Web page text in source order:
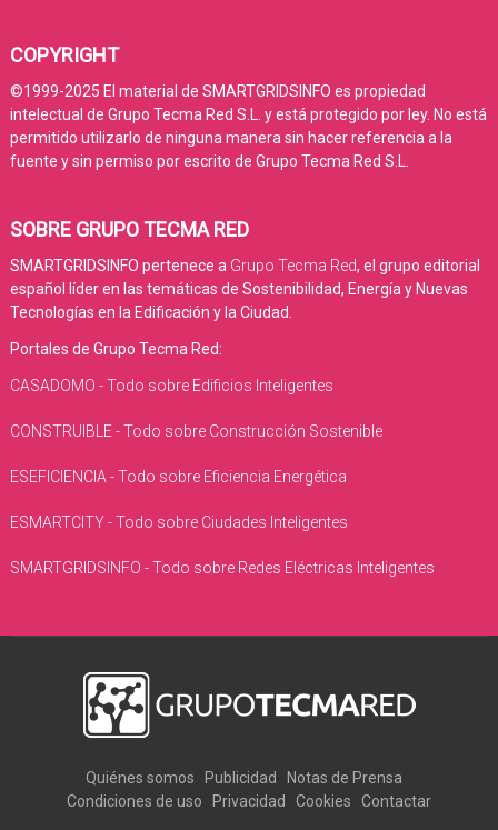
COPYRIGHT
©1999-2025 El material de SMARTGRIDSINFO es propiedad
intelectual de Grupo Tecma Red S.L. y está protegido por ley. No está
permitido utilizarlo de ninguna manera sin hacer referencia a la
fuente y sin permiso por escrito de Grupo Tecma Red S.L.
SOBRE GRUPO TECMA RED
SMARTGRIDSINFO pertenece a Grupo Tecma Red, el grupo editorial
español líder en las temáticas de Sostenibilidad, Energía y Nuevas
Tecnologías en la Edificación y la Ciudad.
Portales de Grupo Tecma Red:
CASADOMO - Todo sobre Edificios Inteligentes
CONSTRUIBLE - Todo sobre Construcción Sostenible
ESEFICIENCIA - Todo sobre Eficiencia Energética
ESMARTCITY - Todo sobre Ciudades Inteligentes
SMARTGRIDSINFO - Todo sobre Redes Eléctricas Inteligentes
Quiénes somos Publicidad
Notas de Prensa
Condiciones de uso
Privacidad Cookies Contactar